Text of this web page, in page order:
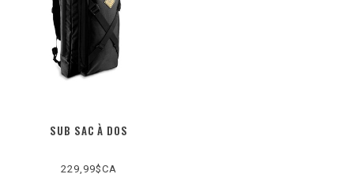
SUB SAC À DOS
229,99$CA